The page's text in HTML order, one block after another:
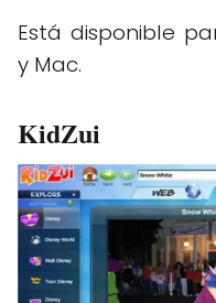
Está disponible
y Mac.
KidZui